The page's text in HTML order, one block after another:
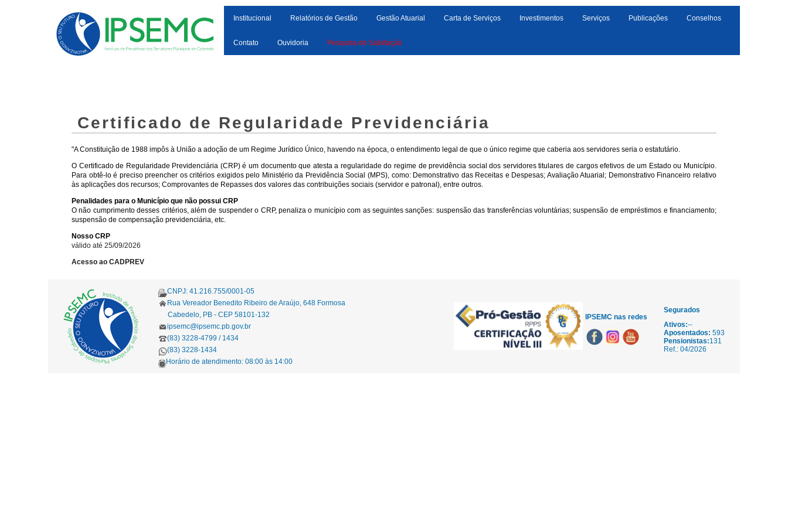
Institucional Relatórios de Gestão Gestão Atuarial Carta de Serviços Investimentos Serviços Publicações Conselhos
Contato Ouvidoria Pesquisa de Satisfação
Certificado de Regularidade Previdenciária
"A Constituição de 1988 impôs à União a adoção de um Regime Jurídico Único, havendo na época, o entendimento legal de que o único regime que caberia aos servidores seria o estatutário.
O Certificado de Regularidade Previdenciária (CRP) é um documento que atesta a regularidade do regime de previdência social dos servidores titulares de cargos efetivos de um Estado ou Município.
Para obtê-lo é preciso preencher os critérios exigidos pelo Ministério da Previdência Social (MPS), como: Demonstrativo das Receitas e Despesas; Avaliação Atuarial; Demonstrativo Financeiro relativo
às aplicações dos recursos; Comprovantes de Repasses dos valores das contribuições sociais (servidor e patronal), entre outros.
Penalidades para o Município que não possui CRP
O não cumprimento desses critérios, além de suspender o CRP, penaliza o município com as seguintes sanções: suspensão das transferências voluntárias; suspensão de empréstimos e financiamento;
suspensão de compensação previdenciária, etc.
Nosso CRP
válido até 25/09/2026
Acesso ao CADPREV
CNPJ: 41.216.755/0001-05
Rua Vereador Benedito Ribeiro de Araújo, 648 Formosa
Cabedelo, PB - CEP 58101-132
ipsemc@ipsemc.pb.gov.br
(83) 3228-4799 / 1434
(83) 3228-1434
Horário de atendimento: 08:00 às 14:00
IPSEMC nas redes
Segurados
Ativos:--
Aposentados: 593
Pensionistas:131
Ref.: 04/2026